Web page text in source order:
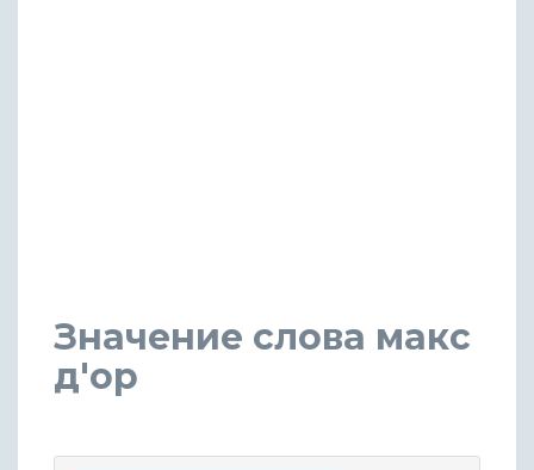
Значение слова макс
д'ор